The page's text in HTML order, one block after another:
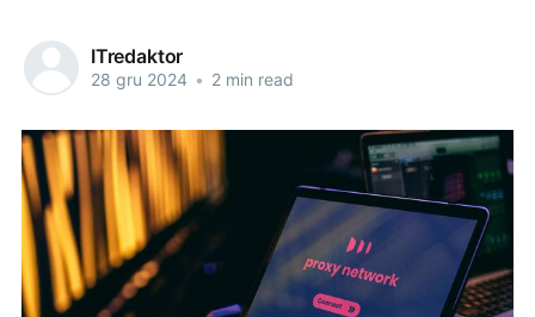
ITredaktor
28 gru 2024 • 2 min read